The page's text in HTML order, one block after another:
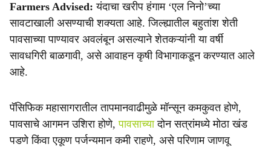
a
r
e
Farmers Advised: यंदाचा खरीप हंगाम ‘एल निनो’च्या
सावटाखाली असण्याची शक्यता आहे. जिल्ह्यातील बहुतांश शेती
पावसाच्या पाण्यावर अवलंबून असल्याने शेतकऱ्यांनी या वर्षी
सावधगिरी बाळगावी, असे आवाहन कृषी विभागाकडून करण्यात आले
आहे.
पॅसिफिक महासागरातील तापमानवाढीमुळे मॉन्सून कमकुवत होणे,
पावसाचे आगमन उशिरा होणे,पावसाच्यादोन सत्रांमध्ये मोठा खंड
पडणे किंवा एकूण पर्जन्यमान कमी राहणे, असे परिणाम जाणवू